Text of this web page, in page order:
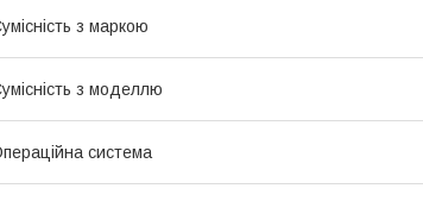
з маркою
з моделлю
система